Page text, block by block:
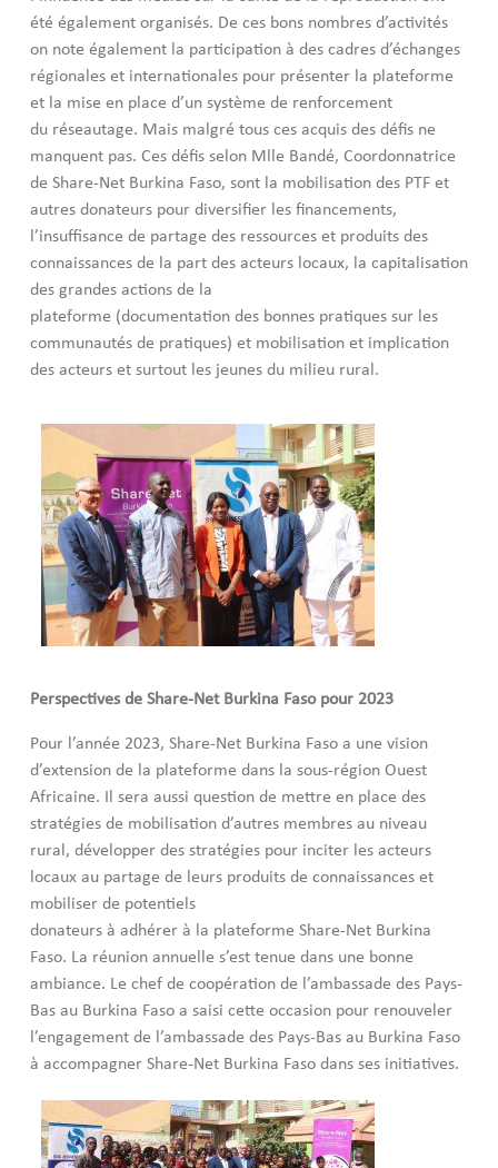
été également organisés. De ces bons nombres d’activités
on note également la participation à des cadres d’échanges
régionales et internationales pour présenter la plateforme
et la mise en place d’un système de renforcement
du réseautage. Mais malgré tous ces acquis des défis ne
manquent pas. Ces défis selon Mlle Bandé, Coordonnatrice
de Share-Net Burkina Faso, sont la mobilisation des PTF et
autres donateurs pour diversifier les financements,
l’insuffisance de partage des ressources et produits des
connaissances de la part des acteurs locaux, la capitalisation
des grandes actions de la
plateforme (documentation des bonnes pratiques sur les
communautés de pratiques) et mobilisation et implication
des acteurs et surtout les jeunes du milieu rural.
Perspectives de Share-Net Burkina Faso pour 2023
Pour l’année 2023, Share-Net Burkina Faso a une vision
d’extension de la plateforme dans la sous-région Ouest
Africaine. Il sera aussi question de mettre en place des
stratégies de mobilisation d’autres membres au niveau
rural, développer des stratégies pour inciter les acteurs
locaux au partage de leurs produits de connaissances et
mobiliser de potentiels
donateurs à adhérer à la plateforme Share-Net Burkina
Faso. La réunion annuelle s’est tenue dans une bonne
ambiance. Le chef de coopération de l’ambassade des Pays-
Bas au Burkina Faso a saisi cette occasion pour renouveler
l’engagement de l’ambassade des Pays-Bas au Burkina Faso
à accompagner Share-Net Burkina Faso dans ses initiatives.